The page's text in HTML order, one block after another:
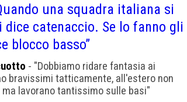
una squadra italiana si
dice catenaccio. Se lo fanno gli
blocco basso”
- "Dobbiamo ridare fantasia ai
bravissimi tatticamente, all'estero non
lavorano tantissimo sulle basi"